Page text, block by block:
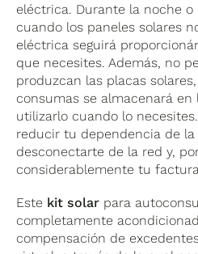
Batería de litio BYD
HVS 5.1
Mantenimiento
eléctrica. Durante la noche o
cuando los paneles solares
eléctrica seguirá
que necesites. Además, no
produzcan las placas
consumas se almacenará
utilizarlo cuando lo
reducir tu dependencia de
desconectarte de la red y,
considerablemente tu
Este kit solar para
completamente
compensación de